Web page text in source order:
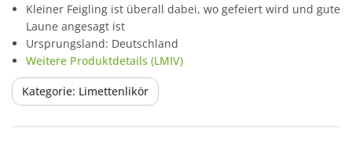
Kleiner Feigling ist überall dabei, wo gefeiert wird und gute
Laune angesagt ist
Ursprungsland: Deutschland
Weitere Produktdetails (LMIV)
Kategorie: Limettenlikör